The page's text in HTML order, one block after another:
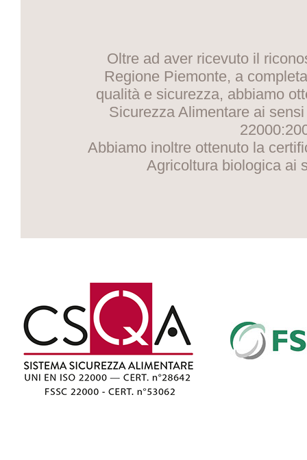
Oltre ad aver ricevuto il
Regione Piemonte, a
qualità e sicurezza, abbiamo
Sicurezza Alimentare ai
Abbiamo inoltre ottenuto la
Agricoltura biologica ai